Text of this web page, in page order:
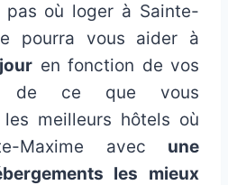
pas où loger à Sainte-
pourra vous aider à
en fonction de vos
de ce que vous
meilleurs hôtels où
Maxime avec une
les mieux